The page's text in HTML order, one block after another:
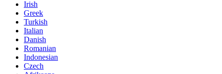
Irish
Greek
Turkish
Italian
Danish
Romanian
Indonesian
Czech